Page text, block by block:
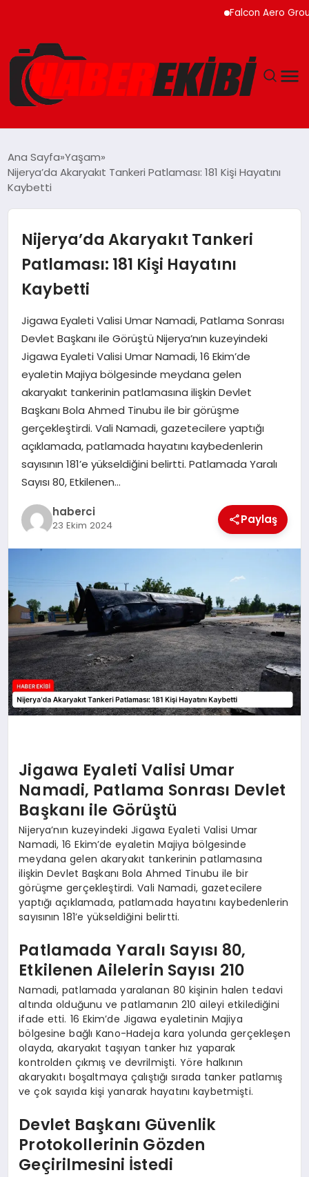
Falcon Aero Group,
GÜNCEL
EKONOMI
MAGAZIN
SAĞLIK
SPOR
TEKNOLOJI
YAŞAM
Ana Sayfa Yaşam
Nijerya’da Akaryakıt Tankeri Patlaması: 181 Kişi Hayatını
Kaybetti
Nijerya’da Akaryakıt Tankeri
Patlaması: 181 Kişi Hayatını
Kaybetti
Jigawa Eyaleti Valisi Umar Namadi, Patlama Sonrası
Devlet Başkanı ile Görüştü Nijerya’nın kuzeyindeki
Jigawa Eyaleti Valisi Umar Namadi, 16 Ekim’de
eyaletin Majiya bölgesinde meydana gelen
akaryakıt tankerinin patlamasına ilişkin Devlet
Başkanı Bola Ahmed Tinubu ile bir görüşme
gerçekleştirdi. Vali Namadi, gazetecilere yaptığı
açıklamada, patlamada hayatını kaybedenlerin
sayısının 181’e yükseldiğini belirtti. Patlamada Yaralı
Sayısı 80, Etkilenen…
haberci
23 Ekim 2024 Paylaş
Jigawa Eyaleti Valisi Umar
Namadi, Patlama Sonrası Devlet
Başkanı ile Görüştü
Nijerya’nın kuzeyindeki Jigawa Eyaleti Valisi Umar
Namadi, 16 Ekim’de eyaletin Majiya bölgesinde
meydana gelen akaryakıt tankerinin patlamasına
ilişkin Devlet Başkanı Bola Ahmed Tinubu ile bir
görüşme gerçekleştirdi. Vali Namadi, gazetecilere
yaptığı açıklamada, patlamada hayatını kaybedenlerin
sayısının 181’e yükseldiğini belirtti.
Patlamada Yaralı Sayısı 80,
Etkilenen Ailelerin Sayısı 210
Namadi, patlamada yaralanan 80 kişinin halen tedavi
altında olduğunu ve patlamanın 210 aileyi etkilediğini
ifade etti. 16 Ekim’de Jigawa eyaletinin Majiya
bölgesine bağlı Kano-Hadeja kara yolunda gerçekleşen
olayda, akaryakıt taşıyan tanker hız yaparak
kontrolden çıkmış ve devrilmişti. Yöre halkının
akaryakıtı boşaltmaya çalıştığı sırada tanker patlamış
ve çok sayıda kişi yanarak hayatını kaybetmişti.
Devlet Başkanı Güvenlik
Protokollerinin Gözden
Geçirilmesini İstedi